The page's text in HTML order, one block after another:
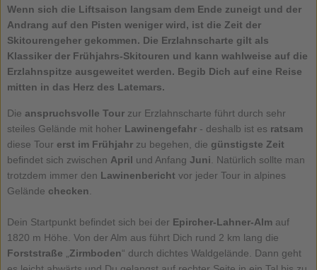
Wenn sich die Liftsaison langsam dem Ende zuneigt und der
Andrang auf den Pisten weniger wird, ist die Zeit der
Skitourengeher gekommen. Die Erzlahnscharte gilt als
Klassiker der Frühjahrs-Skitouren und kann wahlweise auf die
Erzlahnspitze ausgeweitet werden. Begib Dich auf eine Reise
mitten in das Herz des Latemars.
Die anspruchsvolle Tourzur Erzlahnscharte führt durch sehr
steiles Gelände mit hoher Lawinengefahr- deshalb ist es ratsam
diese Tour erst im Frühjahrzu begehen, die günstigste Zeit
befindet sich zwischen April und Anfang Juni . Natürlich sollte man
trotzdem immer den Lawinenbericht vor jeder Tour in alpines
Gelände checken
Dein Startpunkt befindet sich bei der Epircher-Lahner-Almauf
1820 m Höhe. Von der Alm aus führt Dich rund 2 km lang die
Forststraße
Zirmboden“ durch dichtes Waldgelände. Dann geht